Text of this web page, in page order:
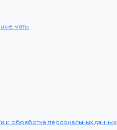
маты
и обработка персональных данных